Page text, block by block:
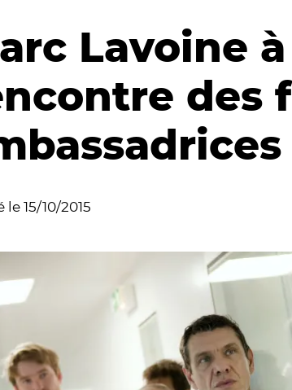
Lavoine
des
le15/10/2015